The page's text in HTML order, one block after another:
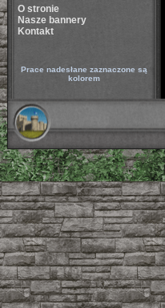
O stronie
Nasze bannery
Kontakt
Prace nadesłane zaznaczone są
kolorem